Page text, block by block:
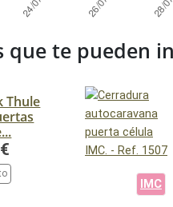
que te pueden
Thule
IMC